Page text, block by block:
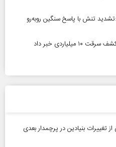
تنش با پاسخ سنگین روبه‌رو
خبر داد
از تغییرات بنیادین در پرچمدار بعدی